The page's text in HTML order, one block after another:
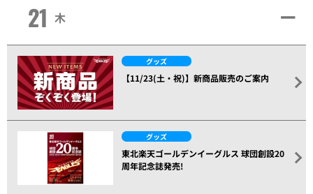
21 木
グッズ
【11/23(土・祝)】新商品販売のご案内
グッズ
東北楽天ゴールデンイーグルス 球団創設20
周年記念誌発売!